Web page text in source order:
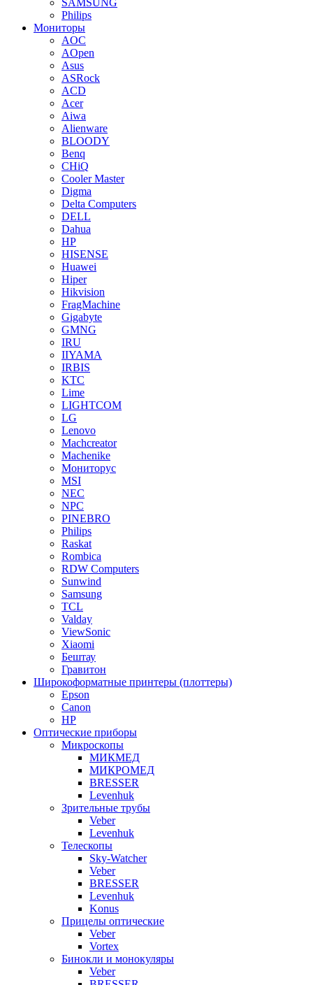
SAMSUNG
Philips
Мониторы
AOC
AOpen
Asus
ASRock
ACD
Acer
Aiwa
Alienware
BLOODY
Benq
CHiQ
Cooler Master
Digma
Delta Computers
DELL
Dahua
HP
HISENSE
Huawei
Hiper
Hikvision
FragMachine
Gigabyte
GMNG
IRU
IIYAMA
IRBIS
KTC
Lime
LIGHTCOM
LG
Lenovo
Machcreator
Machenike
Мониторус
MSI
NEC
NPC
PINEBRO
Philips
Raskat
Rombica
RDW Computers
Sunwind
Samsung
TCL
Valday
ViewSonic
Xiaomi
Бештау
Гравитон
Широкоформатные принтеры (плоттеры)
Epson
Canon
HP
Оптические приборы
Микроскопы
МИКМЕД
МИКРОМЕД
BRESSER
Levenhuk
Зрительные трубы
Veber
Levenhuk
Телескопы
Sky-Watcher
Veber
BRESSER
Levenhuk
Konus
Прицелы оптические
Veber
Vortex
Бинокли и монокуляры
Veber